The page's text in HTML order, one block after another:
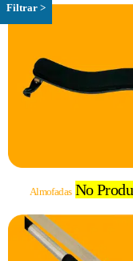
Almofadas No